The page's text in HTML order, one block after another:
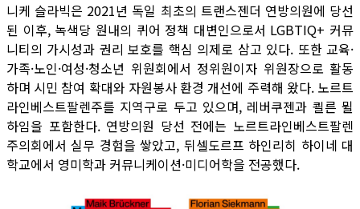
니케 슬라빅은 2021년 독일 최초의 트랜스젠더 연방의원에 당선
된 이후, 녹색당 원내의 퀴어 정책 대변인으로서 LGBTIQ+ 커뮤
니티의 가시성과 권리 보호를 핵심 의제로 삼고 있다. 또한 교육·
가족·노인·여성·청소년 위원회에서 정위원이자 위원장으로 활동
하며 시민 참여 확대와 자원봉사 환경 개선에 주력해 왔다. 노르트
라인베스트팔렌주를 지역구로 두고 있으며, 레버쿠젠과 쾰른 뮐
하임을 포함한다. 연방의원 당선 전에는 노르트라인베스트팔렌
주의회에서 실무 경험을 쌓았고, 뒤셀도르프 하인리히 하이네 대
학교에서 영미학과 커뮤니케이션·미디어학을 전공했다.